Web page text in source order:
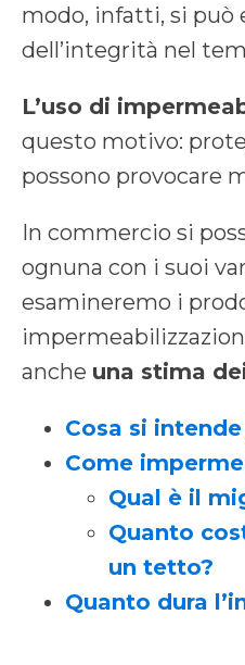
modo, infatti, si può
dell’integrità nel
L’uso di
questo motivo:
possono provocare
In commercio si
ognuna con i suoi
esamineremo i
anche una stima
Cosa si
Come
Qual è il
Quanto
un tetto?
Quanto dura